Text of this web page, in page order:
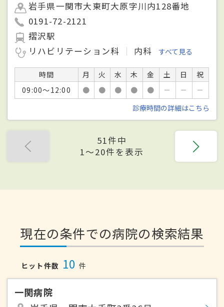
岩手県一関市大東町大原字川内128番地
0191-72-2121
摺沢駅
リハビリテーション科
内科 すべて見る
時間 月 火 水 木 金 土 日
祝
09:00～12:00
● ● ● ● ● － －
－
診療時間の詳細はこちら
51件中
1〜20件を表示
現在の条件での病院の検索結果
ヒット件数 10 件
一関病院